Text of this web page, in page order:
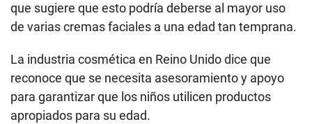
que sugiere que esto podría deberse al mayor uso
de varias cremas faciales a una edad tan temprana.
La industria cosmética en Reino Unido dice que
reconoce que se necesita asesoramiento y apoyo
para garantizar que los niños utilicen productos
apropiados para su edad.